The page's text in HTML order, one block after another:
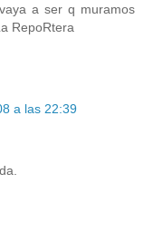
a ser q muramos
RepoRtera
a las 22:39